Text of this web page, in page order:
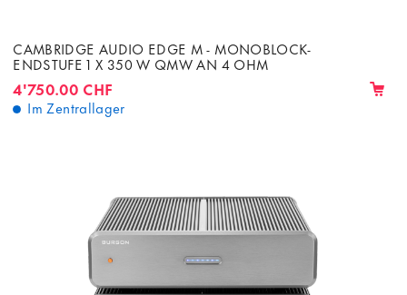
CAMBRIDGE AUDIO EDGE M - MONOBLOCK-
ENDSTUFE 1 X 350 W QMW AN 4 OHM
4'750.00 CHF
Im Zentrallager